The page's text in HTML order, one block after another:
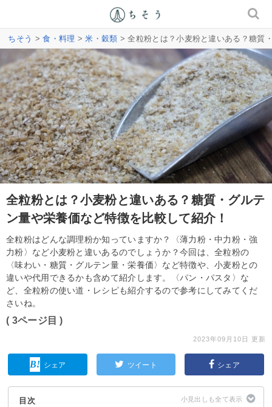
ちそう >食・料理 >米・穀類 > 全粒粉とは？小麦粉と違いある？糖質
全粒粉とは？小麦粉と違いある？糖質・グルテ
ン量や栄養価など特徴を比較して紹介！
全粒粉はどんな調理粉か知っていますか？〈薄力粉・中力粉・強
力粉〉など小麦粉と違いあるのでしょうか？今回は、全粒粉の
〈味わい・糖質・グルテン量・栄養価〉など特徴や、小麦粉との
違いや代用できるかも含めて紹介します。〈パン・パスタ〉な
ど、全粒粉の使い道・レシピも紹介するので参考にしてみてくだ
さいね。
( 3ページ目 )
2023年09月10日 更新
シェア ツイート シェア
目次